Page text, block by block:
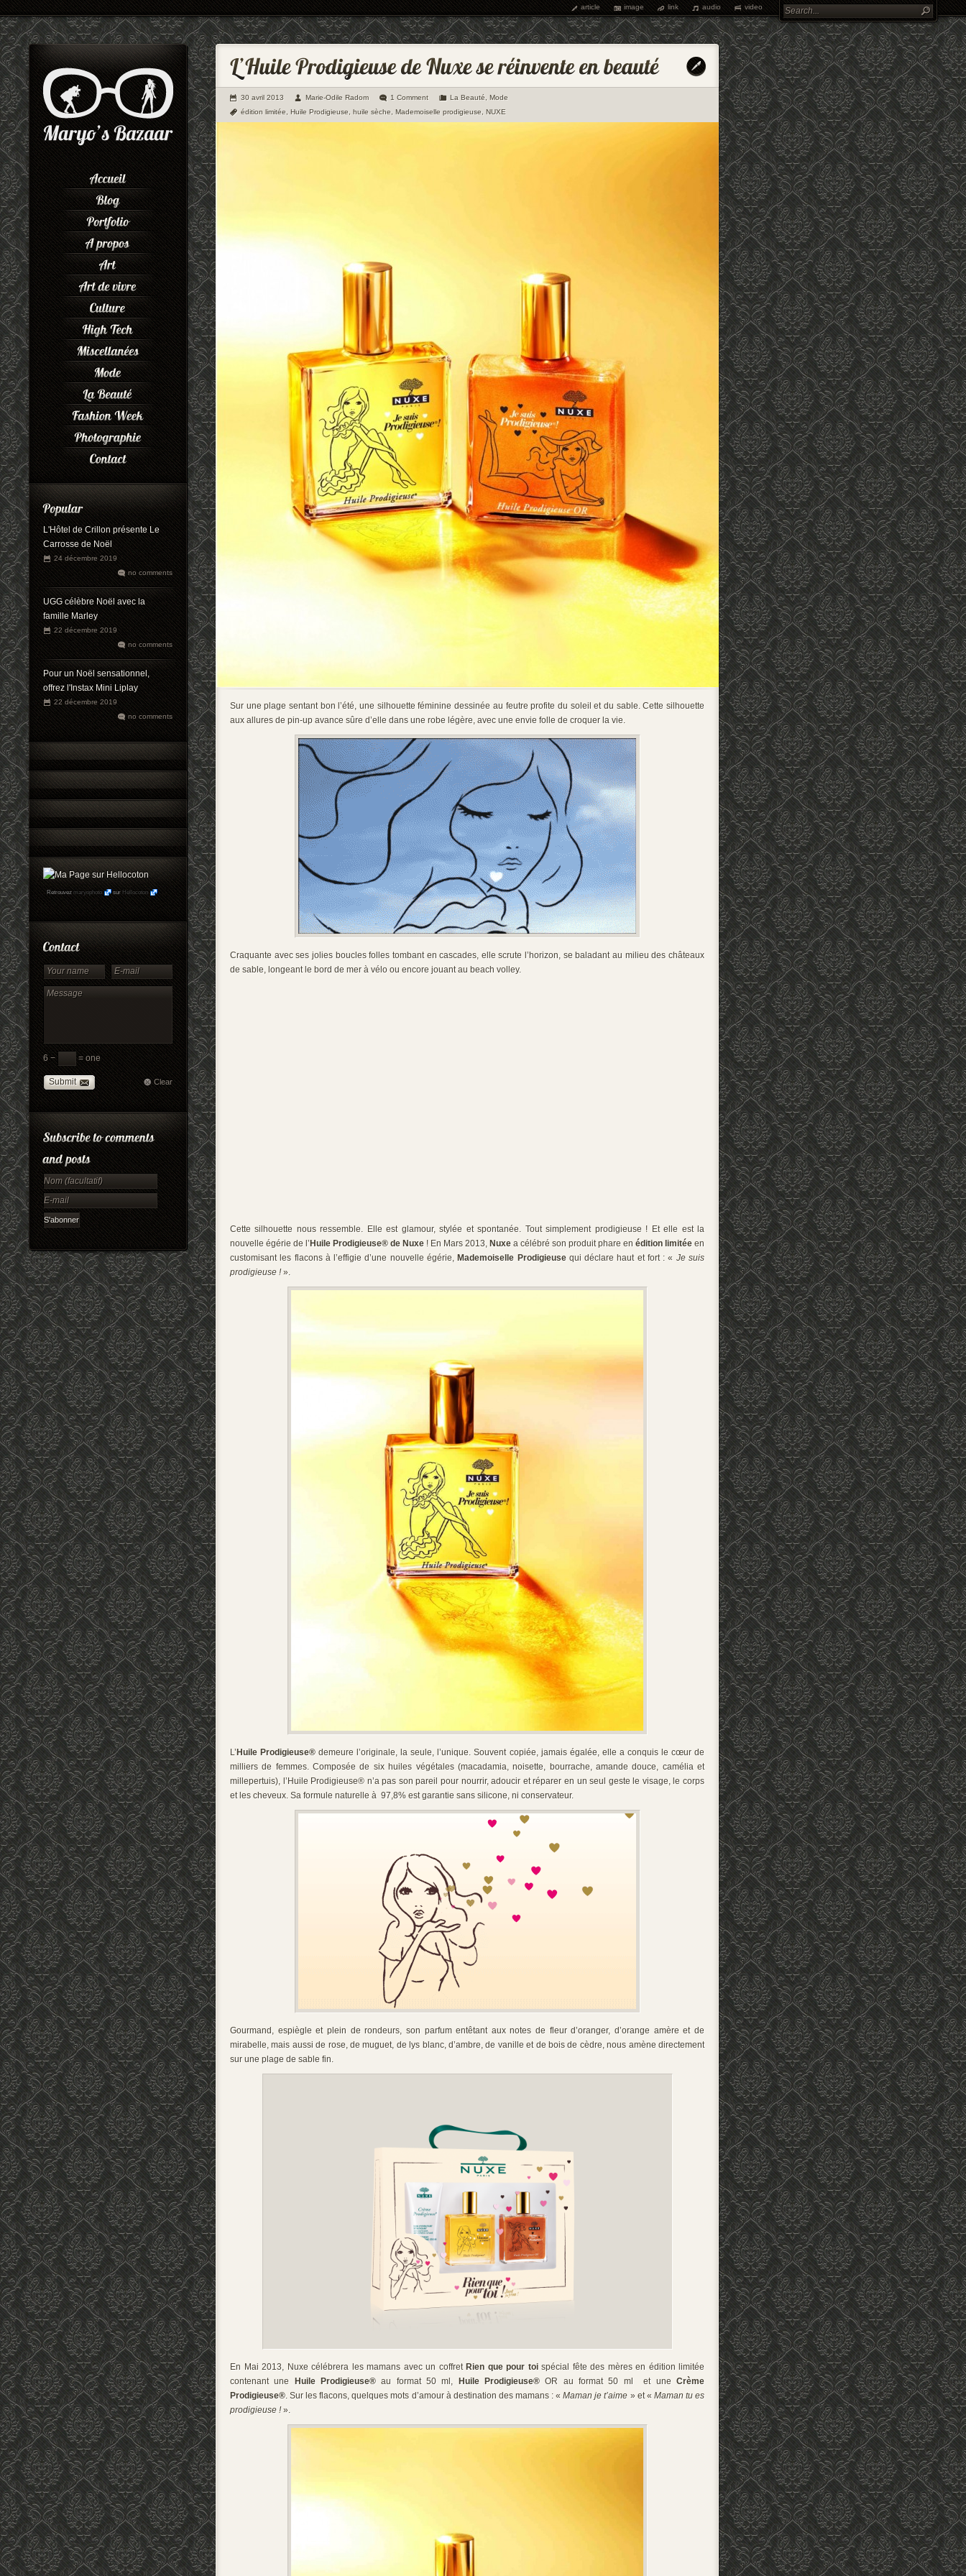
article image link audio video
L'Hôtel de Crillon présente Le
Carrosse de Noël
24 décembre 2019
no comments
UGG célèbre Noël avec la
famille Marley
22 décembre 2019
no comments
Pour un Noël sensationnel,
offrez l'Instax Mini Liplay
22 décembre 2019
no comments
Retrouvez maryophoto sur Hellocoton
6 − = one
Submit Clear
30 avril 2013 Marie-Odile Radom 1 Comment La Beauté
Mode
édition limitée
Huile Prodigieuse huile sèche Mademoiselle prodigieuse NUXE
Sur une plage sentant bon l’été, une silhouette féminine dessinée au feutre profite du soleil et du sable. Cette silhouette
aux allures de pin-up avance sûre d’elle dans une robe légère, avec une envie folle de croquer la vie.
Craquante avec ses jolies boucles folles tombant en cascades, elle scrute l’horizon, se baladant au milieu des châteaux
de sable, longeant le bord de mer à vélo ou encore jouant au beach volley.
Cette silhouette nous ressemble. Elle est glamour, stylée et spontanée. Tout simplement prodigieuse ! Et elle est la
nouvelle égérie de l’ Huile Prodigieuse® de Nuxe ! En Mars 2013, Nuxe a célébré son produit phare en édition limitée en
customisant les flacons à l’effigie d’une nouvelle égérie, Mademoiselle Prodigieusequi déclare haut et fort : « Je suis
prodigieuse !».
L’ Huile Prodigieuse® demeure l’originale, la seule, l’unique. Souvent copiée, jamais égalée, elle a conquis le cœur de
milliers de femmes. Composée de six huiles végétales (macadamia, noisette, bourrache, amande douce, camélia et
millepertuis), l’Huile Prodigieuse® n’a pas son pareil pour nourrir, adoucir et réparer en un seul geste le visage, le corps
et les cheveux. Sa formule naturelle à 97,8% est garantie sans silicone, ni conservateur.
Gourmand, espiègle et plein de rondeurs, son parfum entêtant aux notes de fleur d’oranger, d’orange amère et de
mirabelle, mais aussi de rose, de muguet, de lys blanc, d’ambre, de vanille et de bois de cèdre, nous amène directement
sur une plage de sable fin.
En Mai 2013, Nuxe célébrera les mamans avec un coffret Rien que pour toispécial fête des mères en édition limitée
contenant une
Huile Prodigieuse® au format 50 ml, Huile Prodigieuse® OR au format 50 ml et uneCrème
Prodigieuse®. Sur les flacons, quelques mots d’amour à destination des mamans : «Maman je t’aime » et « Maman tu es
prodigieuse !».